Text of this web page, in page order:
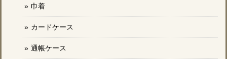
巾着
カードケース
通帳ケース